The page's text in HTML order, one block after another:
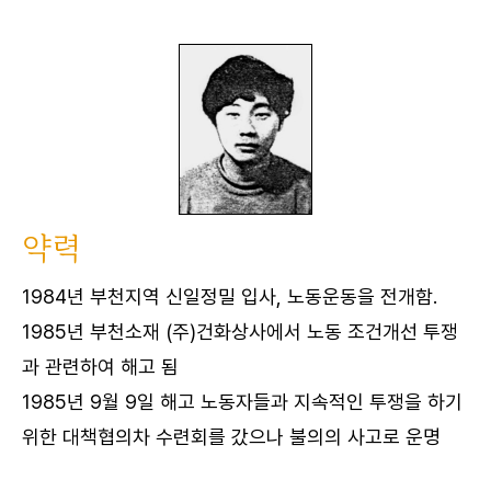
약력
1984년 부천지역 신일정밀 입사, 노동운동을 전개함.
1985년 부천소재 (주)건화상사에서 노동 조건개선 투쟁
과 관련하여 해고 됨
1985년 9월 9일 해고 노동자들과 지속적인 투쟁을 하기
위한 대책협의차 수련회를 갔으나 불의의 사고로 운명